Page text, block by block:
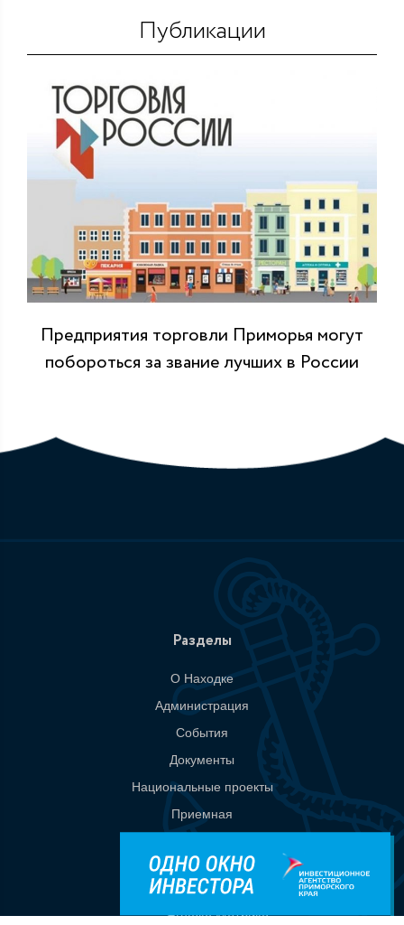
Публикации
Предприятия торговли Приморья могут
побороться за звание лучших в России
Разделы
О Находке
Администрация
События
Документы
Национальные проекты
Приемная